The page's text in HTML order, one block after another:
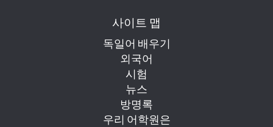
사이트 맵
독일어 배우기
외국어
시험
뉴스
방명록
우리 어학원은